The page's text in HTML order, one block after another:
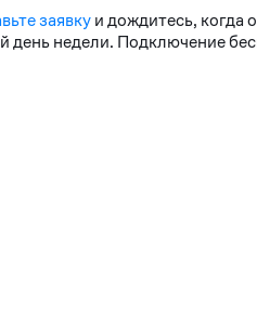
заявкуи дождитесь, когда
недели. Подключение